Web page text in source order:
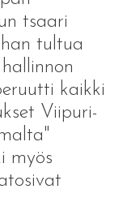
tsaari
tultua
kaikki
Viipuri-
myös